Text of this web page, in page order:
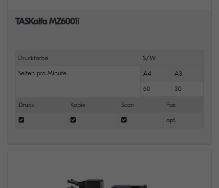
TASKalfa MZ6001i
Druckfarbe S/W
Seiten pro Minute A4 A3
60 30
Druck Kopie Scan Fax
opt.